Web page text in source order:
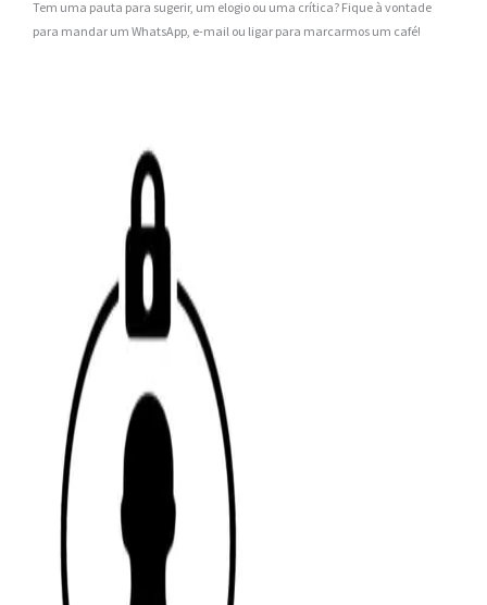
Tem uma pauta para sugerir, um elogio ou uma crítica? Fique à vontade
para mandar um WhatsApp, e-mail ou ligar para marcarmos um café!